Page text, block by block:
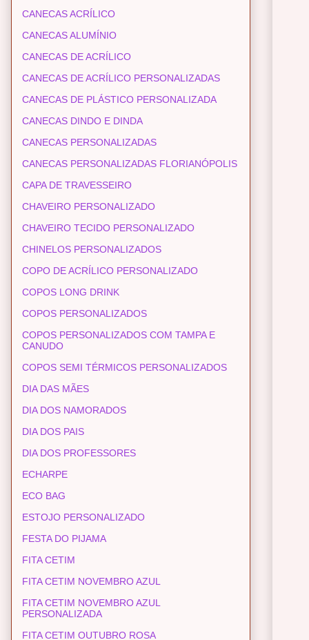
CANECAS ACRÍLICO
CANECAS ALUMÍNIO
CANECAS DE ACRÍLICO
CANECAS DE ACRÍLICO PERSONALIZADAS
CANECAS DE PLÁSTICO PERSONALIZADA
CANECAS DINDO E DINDA
CANECAS PERSONALIZADAS
CANECAS PERSONALIZADAS FLORIANÓPOLIS
CAPA DE TRAVESSEIRO
CHAVEIRO PERSONALIZADO
CHAVEIRO TECIDO PERSONALIZADO
CHINELOS PERSONALIZADOS
COPO DE ACRÍLICO PERSONALIZADO
COPOS LONG DRINK
COPOS PERSONALIZADOS
COPOS PERSONALIZADOS COM TAMPA E
CANUDO
COPOS SEMI TÉRMICOS PERSONALIZADOS
DIA DAS MÃES
DIA DOS NAMORADOS
DIA DOS PAIS
DIA DOS PROFESSORES
ECHARPE
ECO BAG
ESTOJO PERSONALIZADO
FESTA DO PIJAMA
FITA CETIM
FITA CETIM NOVEMBRO AZUL
FITA CETIM NOVEMBRO AZUL
PERSONALIZADA
FITA CETIM OUTUBRO ROSA